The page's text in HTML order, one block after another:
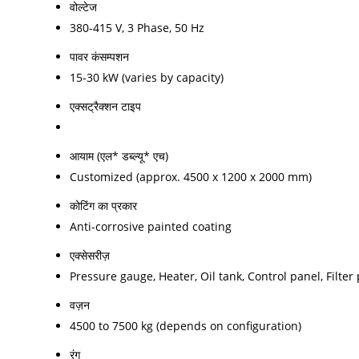
वोल्टेज
380-415 V, 3 Phase, 50 Hz
पावर कंसम्पशन
15-30 kW (varies by capacity)
एक्सट्रैक्शन टाइप
आयाम (एल* डब्ल्यू* एच)
Customized (approx. 4500 x 1200 x 2000 mm)
कोटिंग का प्रकार
Anti-corrosive painted coating
एक्सेसरीज़
Pressure gauge, Heater, Oil tank, Control panel, Filter
वज़न
4500 to 7500 kg (depends on configuration)
रंग